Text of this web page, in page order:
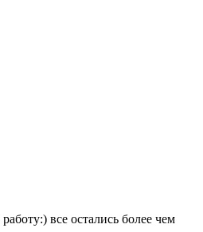
все остались более чем